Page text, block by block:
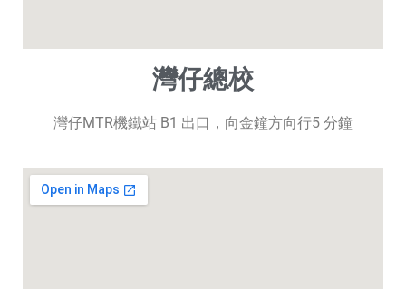
灣仔總校
灣仔MTR機鐵站 B1 出口，向金鐘方向行5 分鐘